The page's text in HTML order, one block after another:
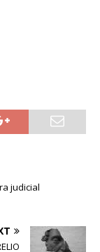
judicial